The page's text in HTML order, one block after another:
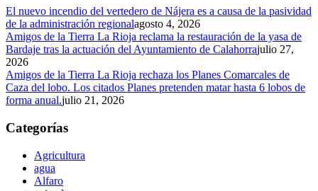
El nuevo incendio del vertedero de Nájera es a causa de la pasividad
de la administración regionalagosto 4, 2026
Amigos de la Tierra La Rioja reclama la restauración de la yasa de
Bardaje tras la actuación del Ayuntamiento de Calahorrajulio 27,
2026
Amigos de la Tierra La Rioja rechaza los Planes Comarcales de
Caza del lobo. Los citados Planes pretenden matar hasta 6 lobos de
forma anual.julio 21, 2026
Categorías
Agricultura
agua
Alfaro